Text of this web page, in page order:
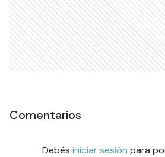
Comentarios
Debés iniciar sesión para